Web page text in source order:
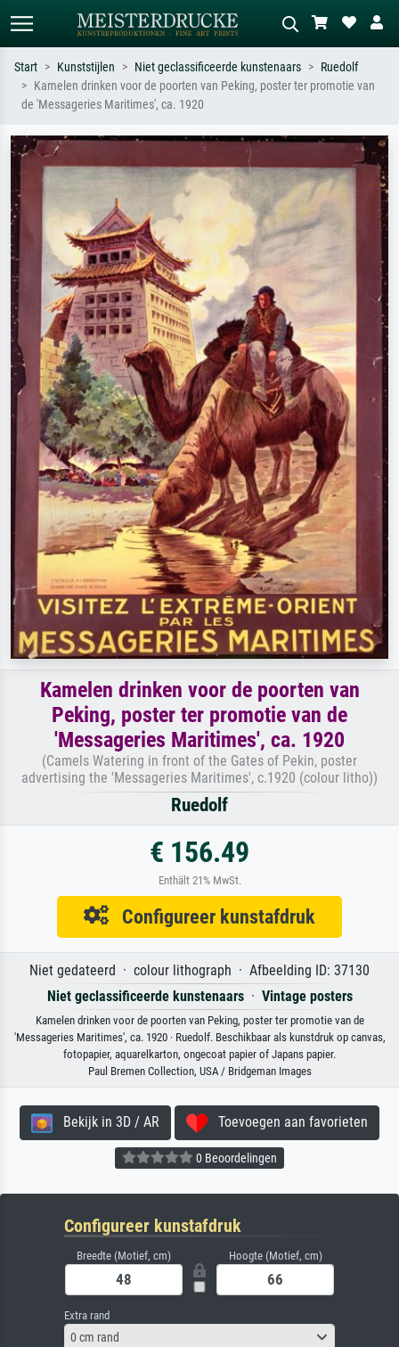
Standaard zoeken
Monet, Sterrennacht, impressionisme,
Hokusai-golf, naakt.
weide, abstract met veel rood, donker
olieverfschilderij, staand naakt naast
een boom.
Start Kunststijlen Niet geclassificeerde kunstenaars
Ruedolf
Kamelen drinken voor de poorten van Peking, poster ter promotie van
de 'Messageries Maritimes', ca. 1920
Kamelen drinken voor de poorten van
Peking, poster ter promotie van de
'Messageries Maritimes', ca. 1920
(Camels Watering in front of the Gates of Pekin, poster
advertising the 'Messageries Maritimes', c.1920 (colour litho))
Ruedolf
€ 156.49
Enthält 21% MwSt.
Configureer kunstafdruk
Niet gedateerd · colour lithograph · Afbeelding ID: 37130
Niet geclassificeerde kunstenaars· Vintage posters
Kamelen drinken voor de poorten van Peking, poster ter promotie van de
'Messageries Maritimes', ca. 1920 · Ruedolf. Beschikbaar als kunstdruk op canvas,
fotopapier, aquarelkarton, ongecoat papier of Japans papier.
Paul Bremen Collection, USA / Bridgeman Images
Bekijk in 3D / AR Toevoegen aan favorieten
0 Beoordelingen
Configureer kunstafdruk
Breedte (Motief, cm) Hoogte (Motief, cm)
Extra rand
0 cm rand